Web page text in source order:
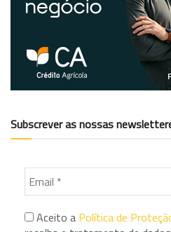
Subscrever as nossas
Aceito a Política de